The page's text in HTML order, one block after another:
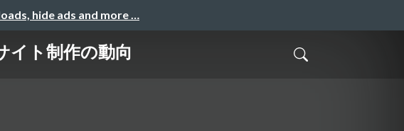
hide ads and more …
イト制作の動向